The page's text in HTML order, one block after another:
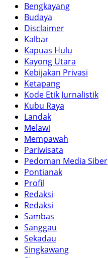
Bengkayang
Budaya
Disclaimer
Kalbar
Kapuas Hulu
Kayong Utara
Kebijakan Privasi
Ketapang
Kode Etik Jurnalistik
Kubu Raya
Landak
Melawi
Mempawah
Pariwisata
Pedoman Media Siber
Pontianak
Profil
Redaksi
Redaksi
Sambas
Sanggau
Sekadau
Singkawang